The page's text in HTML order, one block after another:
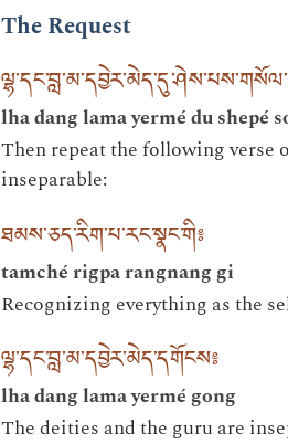
The Request
lha dang lama yermé du shepé
Then repeat the following
inseparable:
ཐམས་ཅད་རིག་པ་རང་སྣང་གི༔
tamché rigpa rangnang gi
Recognizing everything as the
ལྷ་དང་བླ་མ་དབྱེར་མེད་དགོངས༔
lha dang lama yermé gong
The deities and the guru are